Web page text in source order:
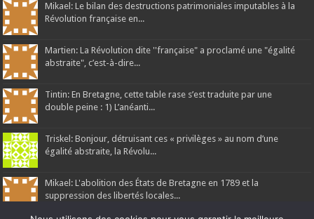
Mikael: Le bilan des destructions patrimoniales imputables à la
Révolution française en...
Martien: La Révolution dite ''française" a proclamé une "égalité
abstraite", c’est-à-dire...
Tintin: En Bretagne, cette table rase s’est traduite par une
double peine : 1) L’anéanti...
Triskel: Bonjour, détruisant ces « privilèges » au nom d’une
égalité abstraite, la Révolu...
Mikael: L'abolition des États de Bretagne en 1789 et la
suppression des libertés locales...